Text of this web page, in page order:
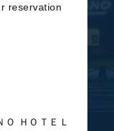
せ
reservation
Ｏ ＨＯＴＥＬ